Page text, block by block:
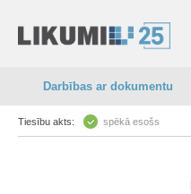
Darbības ar dokumentu
Tiesību akts: spēkā esošs